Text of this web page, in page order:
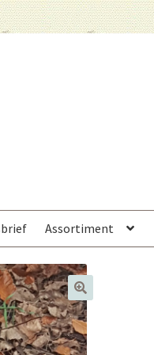
Assortiment